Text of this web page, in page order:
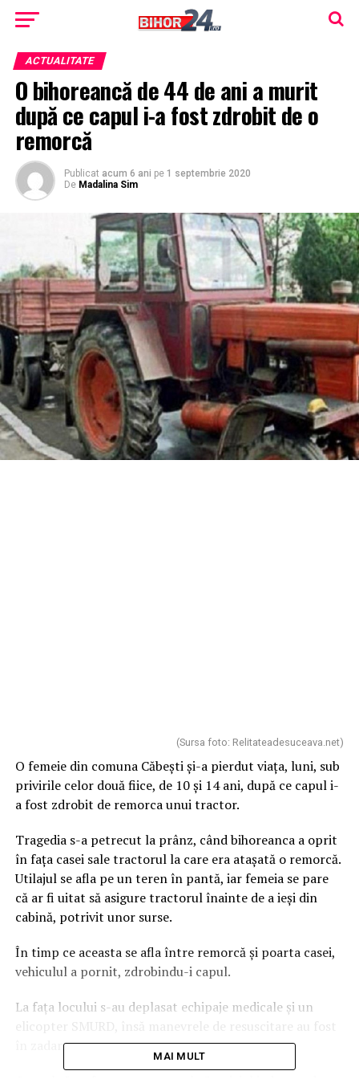
ACTUALITATE
O bihoreancă de 44 de ani a murit
după ce capul i-a fost zdrobit de o
remorcă
Publicat acum 6 ani pe 1 septembrie 2020
De Madalina Sim
(Sursa foto: Relitateadesuceava.net)
O femeie din comuna Căbești și-a pierdut viața, luni, sub
privirile celor două fiice, de 10 și 14 ani, după ce capul i-
a fost zdrobit de remorca unui tractor.
Tragedia s-a petrecut la prânz, când bihoreanca a oprit
în fața casei sale tractorul la care era atașată o remorcă.
Utilajul se afla pe un teren în pantă, iar femeia se pare
că ar fi uitat să asigure tractorul înainte de a ieși din
cabină, potrivit unor surse.
În timp ce aceasta se afla între remorcă și poarta casei,
vehiculul a pornit, zdrobindu-i capul.
La fața locului s-au deplasat echipaje medicale și un
elicopter SMURD, însă manevrele de resuscitare au fost
în zadar.
MAI MULT